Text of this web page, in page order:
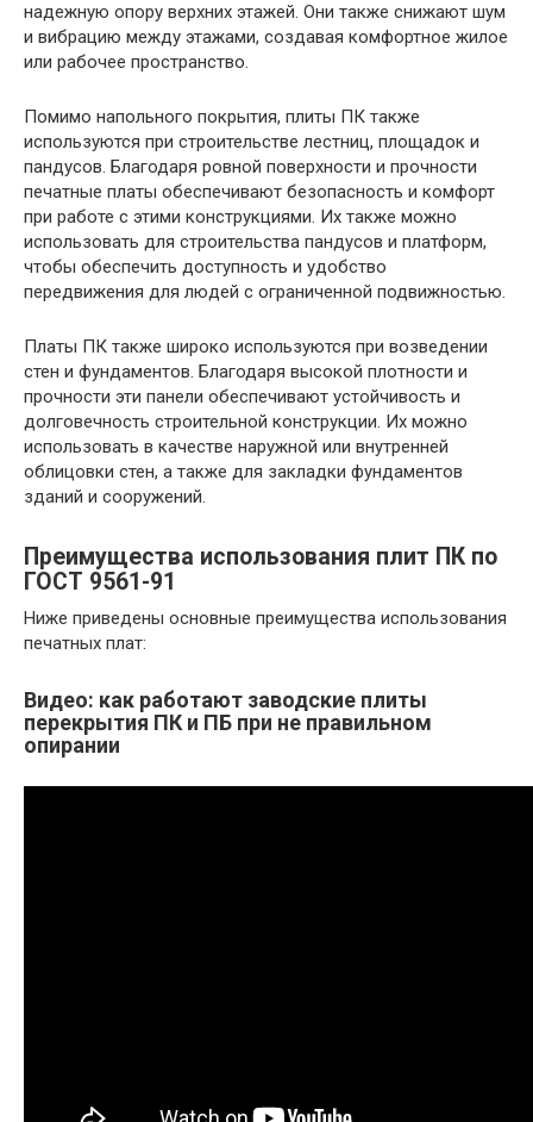
надежную опору верхних этажей. Они также снижают шум
и вибрацию между этажами, создавая комфортное жилое
или рабочее пространство.
Помимо напольного покрытия, плиты ПК также
используются при строительстве лестниц, площадок и
пандусов. Благодаря ровной поверхности и прочности
печатные платы обеспечивают безопасность и комфорт
при работе с этими конструкциями. Их также можно
использовать для строительства пандусов и платформ,
чтобы обеспечить доступность и удобство
передвижения для людей с ограниченной подвижностью.
Платы ПК также широко используются при возведении
стен и фундаментов. Благодаря высокой плотности и
прочности эти панели обеспечивают устойчивость и
долговечность строительной конструкции. Их можно
использовать в качестве наружной или внутренней
облицовки стен, а также для закладки фундаментов
зданий и сооружений.
Преимущества использования плит ПК по
ГОСТ 9561-91
Ниже приведены основные преимущества использования
печатных плат:
Видео: как работают заводские плиты
перекрытия ПК и ПБ при не правильном
опирании